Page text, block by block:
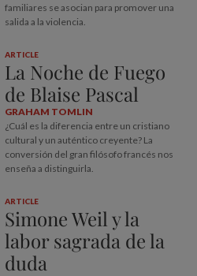
familiares se asocian para promover una
salida a la violencia.
ARTICLE
La Noche de Fuego
de Blaise Pascal
GRAHAM TOMLIN
¿Cuál es la diferencia entre un cristiano
cultural y un auténtico creyente? La
conversión del gran filósofo francés nos
enseña a distinguirla.
ARTICLE
Simone Weil y la
labor sagrada de la
duda